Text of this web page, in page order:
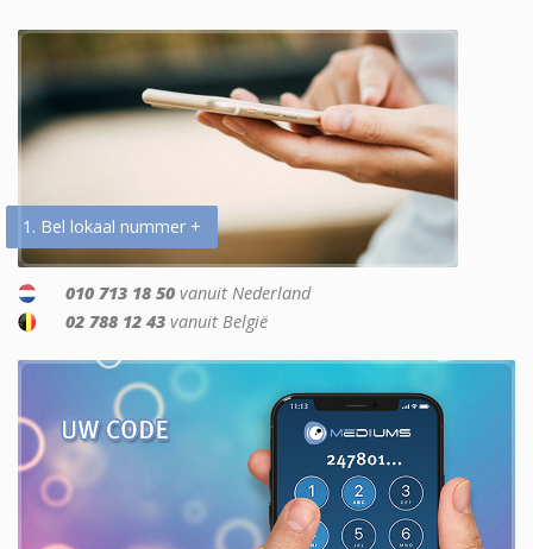
1. Bel lokaal nummer +
010 713 18 50 vanuit Nederland
02 788 12 43 vanuit België